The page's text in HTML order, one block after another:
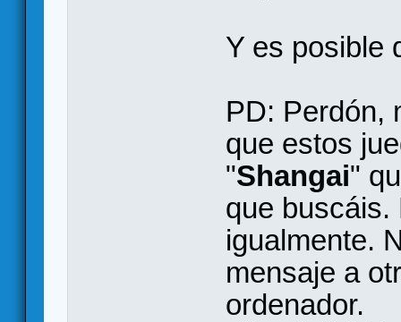
Y es posible
PD: Perdón,
que estos
"Shangai"
que buscáis.
igualmente.
mensaje a
ordenador.